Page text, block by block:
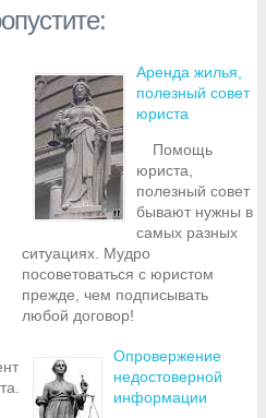
Аренда жилья,
полезный совет
юриста
Помощь
юриста,
полезный совет
бывают нужны в
самых разных
ситуациях. Мудро
посоветоваться с юристом
прежде, чем подписывать
любой договор!
Опровержение
недостоверной
информации